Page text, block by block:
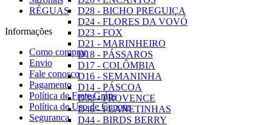
D28 - BICHO PREGUIÇA
D24 - FLORES DA VOVÓ
D23 - FOX
D21 - MARINHEIRO
D18 - PÁSSAROS
D17 - COLÔMBIA
D16 - SEMANINHA
D14 - PÁSCOA
D38 - PROVENCE
D46 - PLANETINHAS
D44 - BIRDS BERRY
RÉGUAS
Informações
Como comprar
Envio
Fale conosco
Pagamento
Política de Frete Grátis
Política de Uso de Cupons
Seguranca